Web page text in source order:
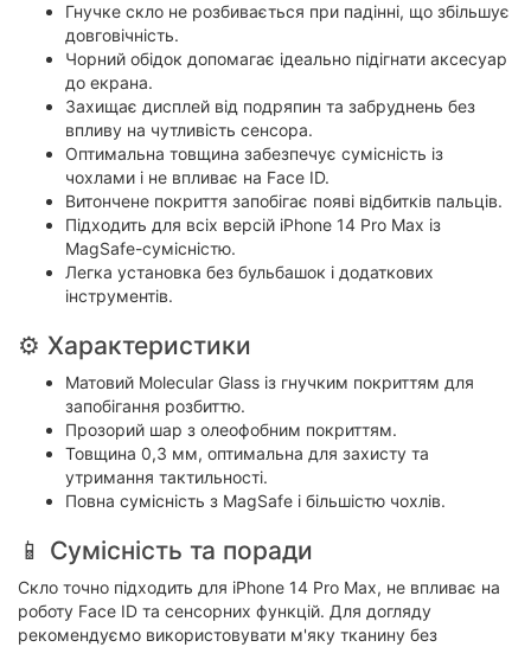
Гнучке скло не розбивається при падінні, що збільшує
довговічність.
Чорний обідок допомагає ідеально підігнати аксесуар
до екрана.
Захищає дисплей від подряпин та забруднень без
впливу на чутливість сенсора.
Оптимальна товщина забезпечує сумісність із
чохлами і не впливає на Face ID.
Витончене покриття запобігає появі відбитків пальців.
Підходить для всіх версій iPhone 14 Pro Max із
MagSafe-сумісністю.
Легка установка без бульбашок і додаткових
інструментів.
⚙ Характеристики
Матовий Molecular Glass із гнучким покриттям для
запобігання розбиттю.
Прозорий шар з олеофобним покриттям.
Товщина 0,3 мм, оптимальна для захисту та
утримання тактильності.
Повна сумісність з MagSafe і більшістю чохлів.
📱 Сумісність та поради
Скло точно підходить для iPhone 14 Pro Max, не впливає на
роботу Face ID та сенсорних функцій. Для догляду
рекомендуємо використовувати м'яку тканину без